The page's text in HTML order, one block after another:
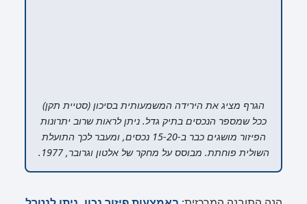
הגרף מציג את הירידה המשמעותית בסיכון (סטיית תקן)
ככל שמספר הנכסים בתיק גדל. ניתן לראות שרוב יתרונות
הפיזור מושגים כבר ב-15-20 נכסים, ומעבר לכך התועלת
השולית פוחתת. מבוסס על מחקר של אלטון וגרובר, 1977.